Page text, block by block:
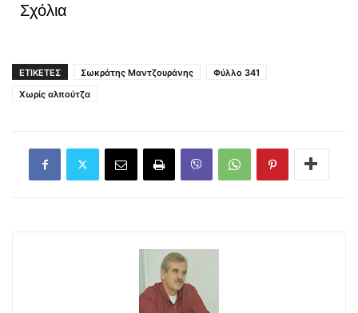
Σχόλια
ΕΤΙΚΕΤΕΣ Σωκράτης Μαντζουράνης
Φύλλο 341
Χωρίς αλπούτζα